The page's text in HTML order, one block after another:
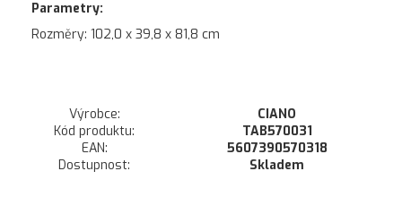
Parametry:
Rozměry: 102,0 x 39,8 x 81,8 cm
Výrobce:
CIANO
Kód produktu:
TAB570031
EAN:
5607390570318
Dostupnost:
Skladem